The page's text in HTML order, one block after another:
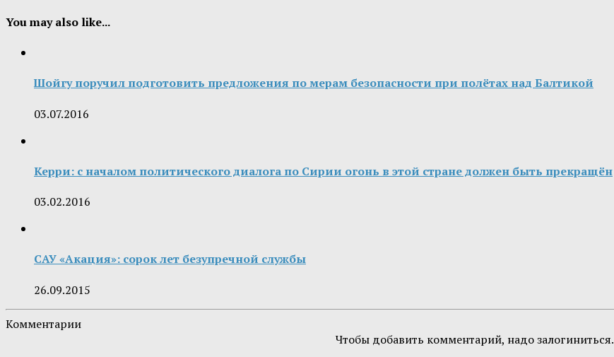
You may also like...
Шойгу поручил подготовить предложения по мерам безопасности при полётах над Балтикой
03.07.2016
Керри: с началом политического диалога по Сирии огонь в этой стране должен быть прекращён
03.02.2016
САУ «Акация»: сорок лет безупречной службы
26.09.2015
Комментарии
Чтобы добавить комментарий, надо залогиниться.